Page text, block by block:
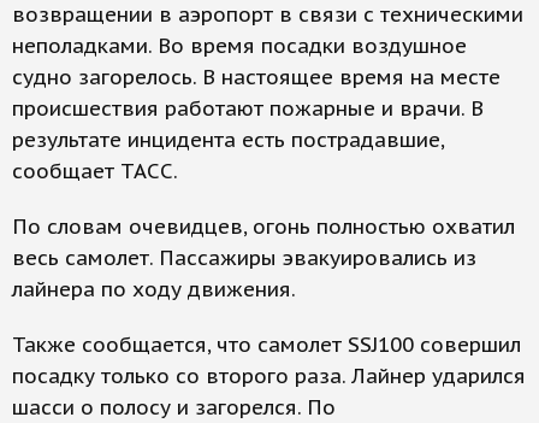
возвращении в аэропорт в связи с техническими
неполадками. Во время посадки воздушное
судно загорелось. В настоящее время на месте
происшествия работают пожарные и врачи. В
результате инцидента есть пострадавшие,
сообщает ТАСС.
По словам очевидцев, огонь полностью охватил
весь самолет. Пассажиры эвакуировались из
лайнера по ходу движения.
Также сообщается, что самолет SSJ100 совершил
посадку только со второго раза. Лайнер ударился
шасси о полосу и загорелся. По